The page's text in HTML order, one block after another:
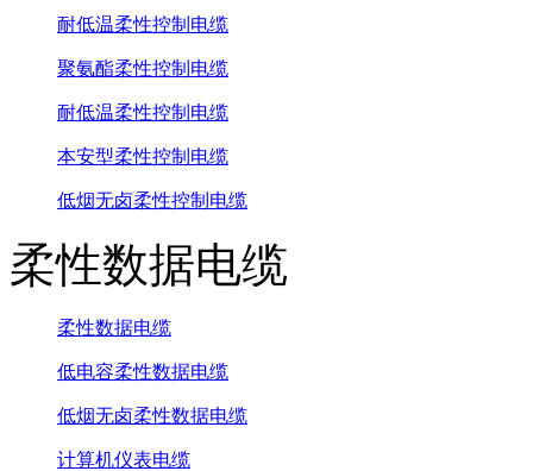
耐低温柔性控制电缆
聚氨酯柔性控制电缆
耐低温柔性控制电缆
本安型柔性控制电缆
低烟无卤柔性控制电缆
柔性数据电缆
柔性数据电缆
低电容柔性数据电缆
低烟无卤柔性数据电缆
计算机仪表电缆